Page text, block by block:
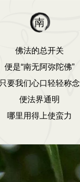
南
佛法的总开关
便是“南无阿弥陀佛”
只要我们心口轻轻称念
便法界通明
哪里用得上使蛮力